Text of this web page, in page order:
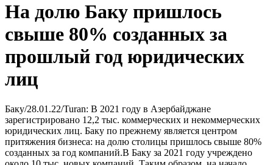
На долю Баку пришлось
свыше 80% созданных за
прошлый год юридических
лиц
Баку/28.01.22/Turan: В 2021 году в Азербайджане
зарегистрировано 12,2 тыс. коммерческих и некоммерческих
юридических лиц. Баку по прежнему является центром
притяжения бизнеса: на долю столицы пришлось свыше 80%
созданных за год компаний.В Баку за 2021 году учреждено